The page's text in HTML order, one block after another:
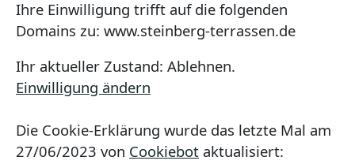
Ihre Einwilligung trifft auf die folgenden
Domains zu: www.steinberg-terrassen.de
Ihr aktueller Zustand: Ablehnen.
Einwilligung ändern
Die Cookie-Erklärung wurde das letzte Mal am
27/06/2023 von Cookiebot aktualisiert: